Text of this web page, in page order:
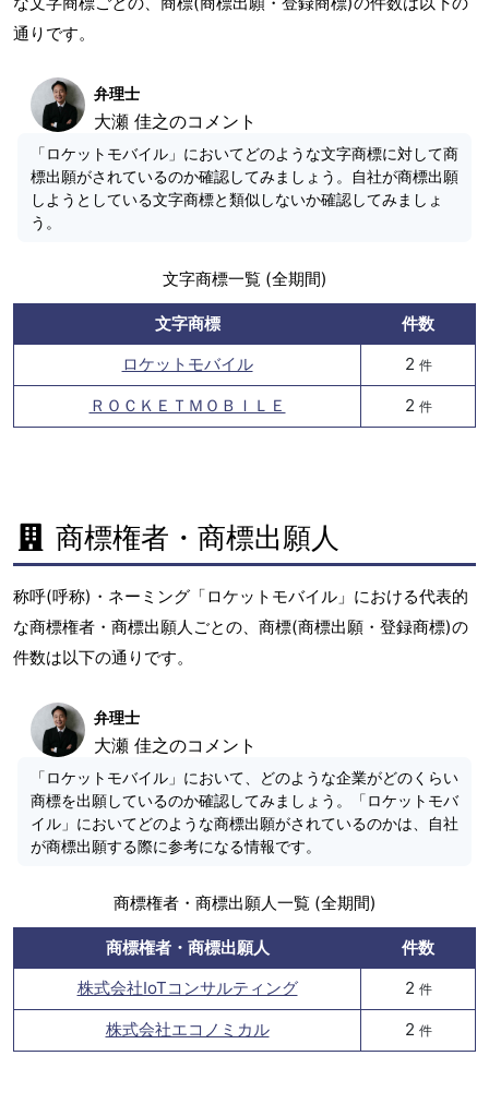
通りです。
弁理士
大瀬 佳之のコメント
「ロケットモバイル」においてどのような文字商標に対して商
標出願がされているのか確認してみましょう。自社が商標出願
しようとしている文字商標と類似しないか確認してみましょ
う。
文字商標一覧 (全期間)
文字商標
件数
ロケットモバイル
2 件
ＲＯＣＫＥＴＭＯＢＩＬＥ 2 件
商標権者・商標出願人
称呼(呼称)・ネーミング「ロケットモバイル」における代表的
な商標権者・商標出願人ごとの、商標(商標出願・登録商標)の
件数は以下の通りです。
弁理士
大瀬 佳之のコメント
「ロケットモバイル」において、どのような企業がどのくらい
商標を出願しているのか確認してみましょう。「ロケットモバ
イル」においてどのような商標出願がされているのかは、自社
が商標出願する際に参考になる情報です。
商標権者・商標出願人一覧 (全期間)
商標権者・商標出願人
件数
株式会社IoTコンサルティング
2 件
株式会社エコノミカル 2 件